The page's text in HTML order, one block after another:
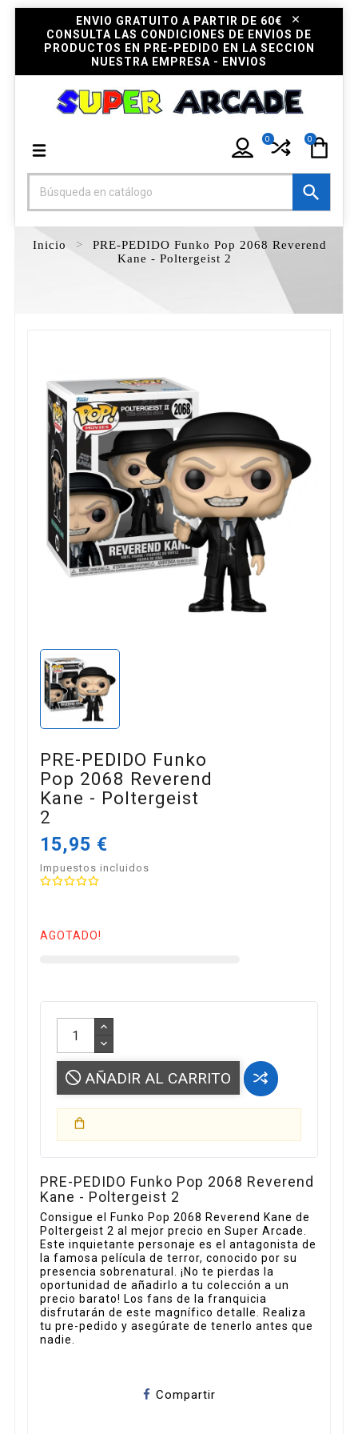
ENVIO GRATUITO A PARTIR DE 60€
CONSULTA LAS CONDICIONES DE ENVIOS DE
PRODUCTOS EN PRE-PEDIDO EN LA SECCION
NUESTRA EMPRESA - ENVIOS
0
0

Inicio
PRE-PEDIDO Funko Pop 2068 Reverend
Kane - Poltergeist 2
PRE-PEDIDO Funko
Pop 2068 Reverend
Kane - Poltergeist
2
15,95 €
Impuestos incluidos
AGOTADO!
AÑADIR AL CARRITO
PRE-PEDIDO Funko Pop 2068 Reverend
Kane - Poltergeist 2
Consigue el Funko Pop 2068 Reverend Kane de
Poltergeist 2 al mejor precio en Super Arcade.
Este inquietante personaje es el antagonista de
la famosa película de terror, conocido por su
presencia sobrenatural. ¡No te pierdas la
oportunidad de añadirlo a tu colección a un
precio barato! Los fans de la franquicia
disfrutarán de este magnífico detalle. Realiza
tu pre-pedido y asegúrate de tenerlo antes que
nadie.
Compartir